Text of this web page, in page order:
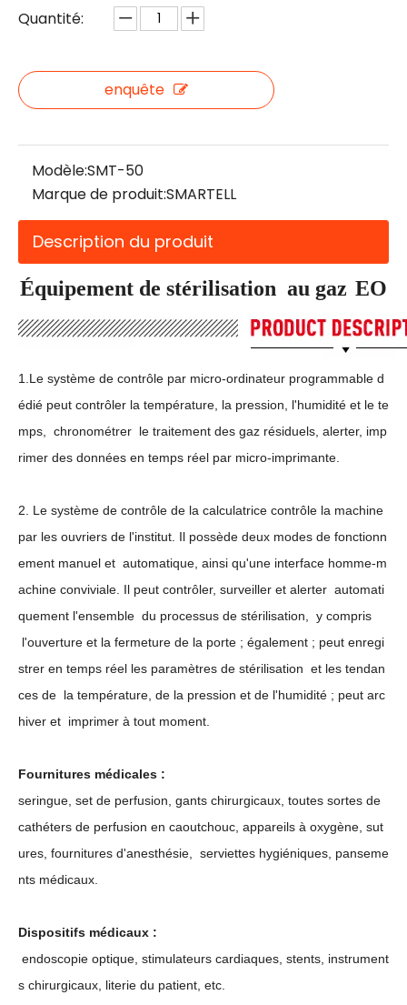
Quantité:
enquête
Modèle:SMT-50
Marque de produit:SMARTELL
Description du produit
Équipement de stérilisation au gaz EO
1.Le système de contrôle par micro-ordinateur programmable d
édié peut contrôler la température, la pression, l'humidité et le te
mps, chronométrer le traitement des gaz résiduels, alerter, imp
rimer des données en temps réel par micro-imprimante.
2. Le système de contrôle de la calculatrice contrôle la machine
par les ouvriers de l'institut. Il possède deux modes de fonctionn
ement manuel et automatique, ainsi qu'une interface homme-m
achine conviviale. Il peut contrôler, surveiller et alerter automati
quement l'ensemble du processus de stérilisation, y compris
l'ouverture et la fermeture de la porte ; également ; peut enregi
strer en temps réel les paramètres de stérilisation et les tendan
ces de la température, de la pression et de l'humidité ; peut arc
hiver et imprimer à tout moment.
Fournitures médicales :
seringue, set de perfusion, gants chirurgicaux, toutes sortes de
cathéters de perfusion en caoutchouc, appareils à oxygène, sut
ures, fournitures d'anesthésie, serviettes hygiéniques, panseme
nts médicaux.
Dispositifs médicaux :
endoscopie optique, stimulateurs cardiaques, stents, instrument
s chirurgicaux, literie du patient, etc.